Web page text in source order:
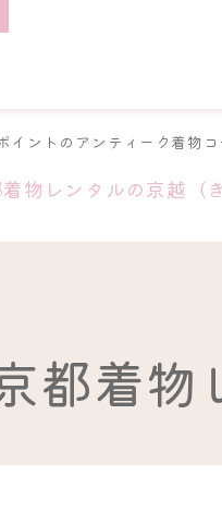
イントのアンティーク着物コ
物レンタルの京越（
都着物